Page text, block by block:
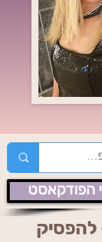
הפודקאסט
109 - להפסיק